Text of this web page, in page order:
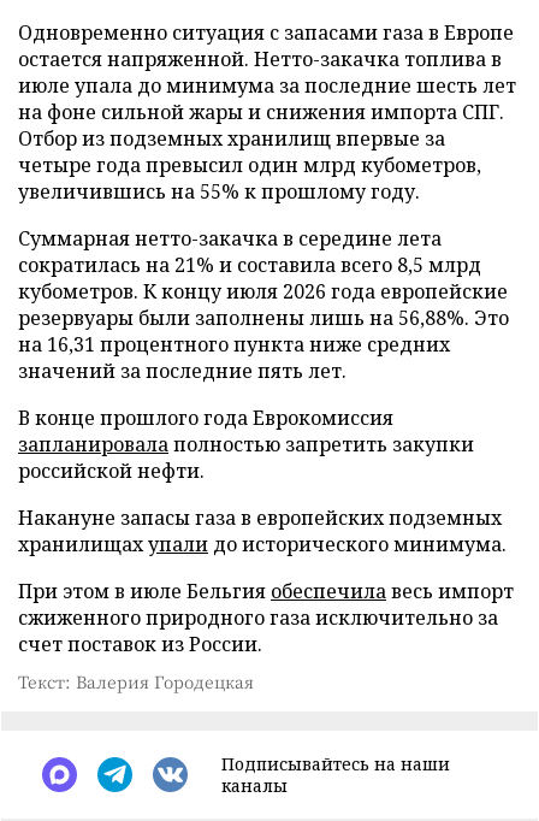
Одновременно ситуация с запасами газа в Европе
остается напряженной. Нетто-закачка топлива в
июле упала до минимума за последние шесть лет
на фоне сильной жары и снижения импорта СПГ.
Отбор из подземных хранилищ впервые за
четыре года превысил один млрд кубометров,
увеличившись на 55% к прошлому году.
Суммарная нетто-закачка в середине лета
сократилась на 21% и составила всего 8,5 млрд
кубометров. К концу июля 2026 года европейские
резервуары были заполнены лишь на 56,88%. Это
на 16,31 процентного пункта ниже средних
значений за последние пять лет.
В конце прошлого года Еврокомиссия
запланировалаполностью запретить закупки
российской нефти.
Накануне запасы газа в европейских подземных
хранилищахупали до исторического минимума.
При этом в июле Бельгия обеспечилавесь импорт
сжиженного природного газа исключительно за
счет поставок из России.
Текст: Валерия Городецкая
Подписывайтесь на наши
каналы